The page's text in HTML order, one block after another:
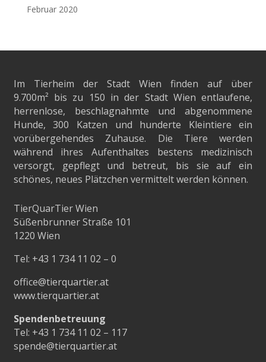
Februar 2020
Im Tierheim der Stadt Wien finden auf über
9.700m² bis zu 150 in der Stadt Wien entlaufene,
herrenlose, beschlagnahmte und abgenommene
Hunde, 300 Katzen und hunderte Kleintiere ein
vorübergehendes Zuhause. Die Tiere werden
während ihres Aufenthaltes bestens medizinisch
versorgt, gepflegt und betreut, bis sie auf ein
schönes, neues Plätzchen vermittelt werden können.
TierQuarTier Wien
Süßenbrunner Straße 101
1220 Wien
Tel: +43 1 734 11 02 – 0
office@tierquartier.at
www.tierquartier.at
Spendenbetreuung
Tel: +43 1 734 11 02 – 117
spende@tierquartier.at